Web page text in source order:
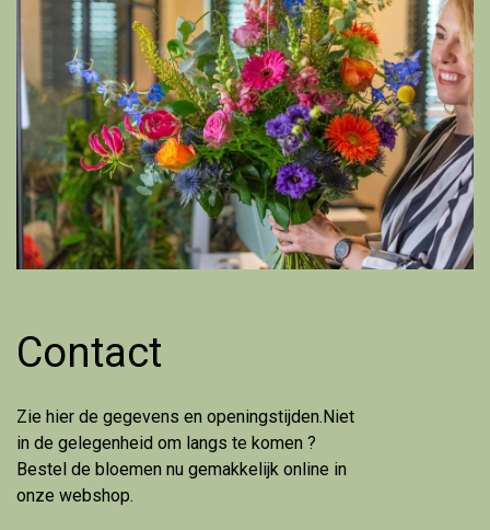
Contact
Zie hier de gegevens en openingstijden.Niet
in de gelegenheid om langs te komen ?
Bestel de bloemen nu gemakkelijk online in
onze webshop.